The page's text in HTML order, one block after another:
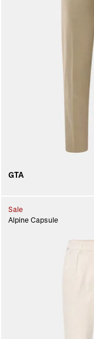
GTA
Sale
Alpine Capsule